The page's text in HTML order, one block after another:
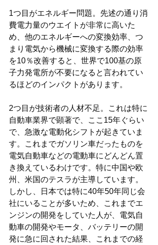
1つ目がエネルギー問題。先述の通り消
費電力量のウエイトが非常に高いた
め、他のエネルギーへの変換効率、つ
まり電気から機械に変換する際の効率
を10％改善すると、世界で100基の原
子力発電所が不要になると言われてい
るほどのインパクトがあります。
2つ目が技術者の人材不足。これは特に
自動車業界で顕著で、ここ15年ぐらい
で、急激な電動化シフトが起きていま
す。これまでガソリン車だったものを
電気自動車などの電動車にどんどん置
き換えているわけです。特に中国や欧
州、米国のテスラが主導しています。
しかし、日本では特に40年50年同じ会
社にいることが多いため、これまでエ
ンジンの開発をしていた人が、電気自
動車の開発やモータ、バッテリーの開
発に急に回された結果、これまでの経